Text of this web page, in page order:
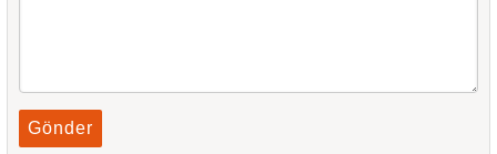
Gönder